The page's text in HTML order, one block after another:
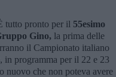
tutto pronto per il 55esimo
Gino, la prima delle
il Campionato italiano
programma per il 22 e 23
nuovo che non poteva avere